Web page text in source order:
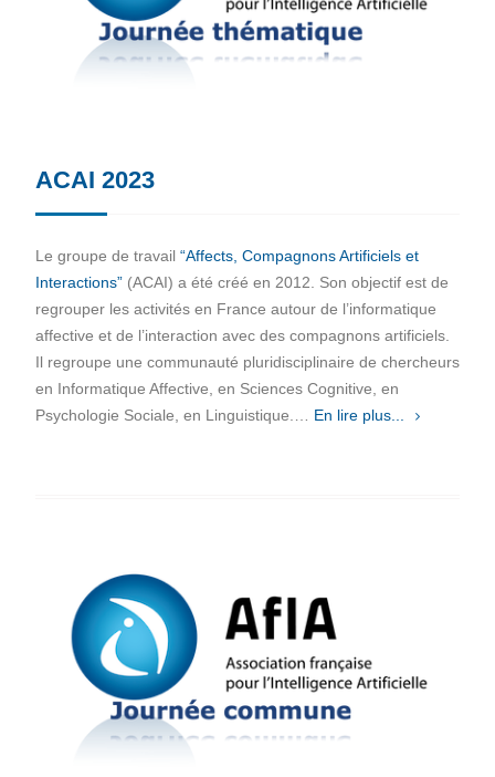
ACAI 2023
Le groupe de travail “Affects, Compagnons Artificiels et
Interactions”(ACAI) a été créé en 2012. Son objectif est de
regrouper les activités en France autour de l’informatique
affective et de l’interaction avec des compagnons artificiels.
Il regroupe une communauté pluridisciplinaire de chercheurs
en Informatique Affective, en Sciences Cognitive, en
Psychologie Sociale, en Linguistique.… En lire plus...